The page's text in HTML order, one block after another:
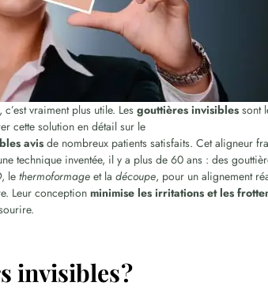
vraiment plus utile. Lesgouttières invisibles sont
cette solution en détail sur le
avis de nombreux patients satisfaits. Cet aligneur
technique inventée, il y a plus de 60 ans : des
, lethermoformage et ladécoupe, pour un alignement
Leur conceptionminimise les irritations et les
invisibles ?